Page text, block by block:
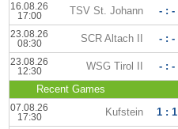
16.08.26
17:00
TSV St. Johann - : -
23.08.26
08:30
SCR Altach II - : -
23.08.26
12:30
WSG Tirol II - : -
Recent Games
07.08.26
17:30
Kufstein 1 : 1